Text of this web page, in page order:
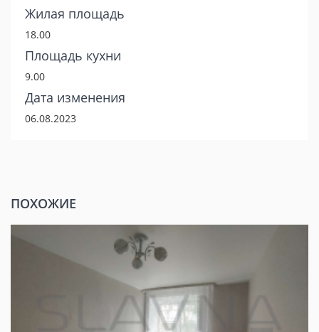
Жилая площадь
18.00
Площадь кухни
9.00
Дата изменения
06.08.2023
ПОХОЖИЕ